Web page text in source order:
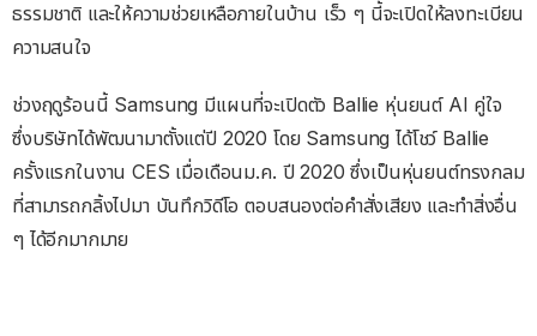
ธรรมชาติ และให้ความช่วยเหลือภายในบ้าน เร็ว ๆ นี้จะเปิดให้ลงทะเบียน
ความสนใจ
ช่วงฤดูร้อนนี้ Samsung มีแผนที่จะเปิดตัว Ballie หุ่นยนต์ AI คู่ใจ
ซึ่งบริษัทได้พัฒนามาตั้งแต่ปี 2020 โดย Samsung ได้โชว์ Ballie
ครั้งแรกในงาน CES เมื่อเดือนม.ค. ปี 2020 ซึ่งเป็นหุ่นยนต์ทรงกลม
ที่สามารถกลิ้งไปมา บันทึกวิดีโอ ตอบสนองต่อคำสั่งเสียง และทำสิ่งอื่น
ๆ ได้อีกมากมาย